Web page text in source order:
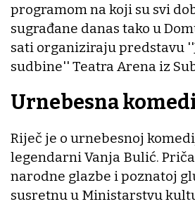
programom na koji su svi
sugrađane danas tako u
sati organiziraju predstavu
sudbine'' Teatra Arena iz
Urnebesna
Riječ je o urnebesnoj
legendarni Vanja Bulić.
narodne glazbe i poznatoj
susretnu u Ministarstvu